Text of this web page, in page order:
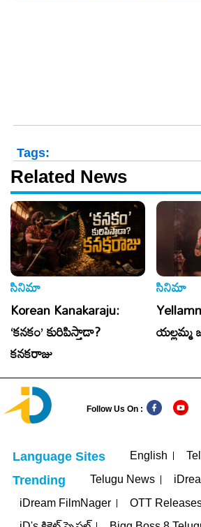
Tags:
Related News
సినిమా
Korean Kanakaraju:
‘కనకం’ కురిపిస్తాడా?
కనకరాజు
సినిమా
యల్లమ్మ
Follow Us On :
Language Sites English
Trending Telugu News
iDream FilmNager
OTT